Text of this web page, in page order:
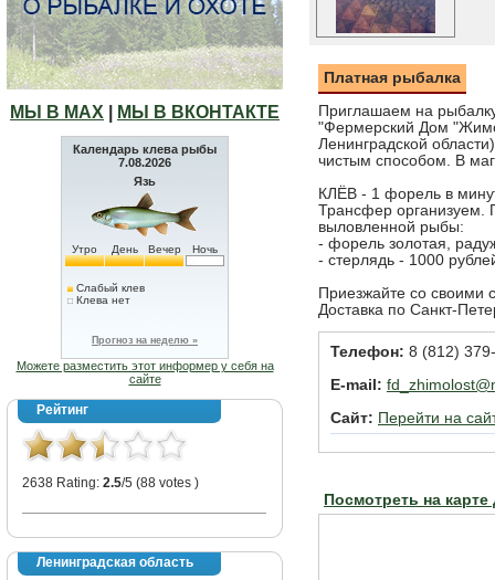
МЫ В МАХ МЫ В ВКОНТАКТЕ
Календарь клева рыбы
7.08.2026
Язь
Утро День Вечер Ночь
Слабый клев
Клева нет
Прогноз на неделю »
Можете разместить этот информер у себя на
сайте
Рейтинг
2638 Rating: 2.5/5 (88 votes )
Ленинградская область
Платная рыбалка
Приглашаем на
"Фермерский Дом
Ленинградской
чистым способом. В
КЛЁВ - 1 форель в
Трансфер организуем.
выловленной рыбы:
- форель золотая,
- стерлядь - 1000
Приезжайте со своими
Доставка по Санкт-
Телефон: 8 (812)
E-mail:
Сайт: Перейти на
Посмотреть на